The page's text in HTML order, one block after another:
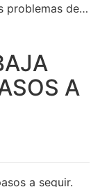
problemas de…
A
a seguir.